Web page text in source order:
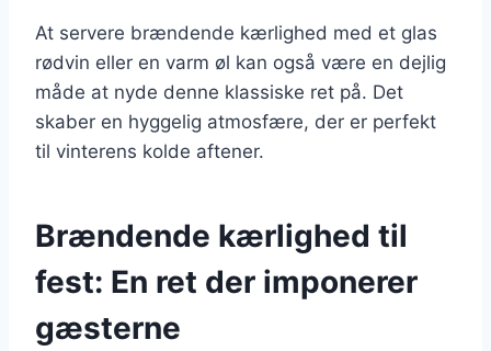
At servere brændende kærlighed med et glas
rødvin eller en varm øl kan også være en dejlig
måde at nyde denne klassiske ret på. Det
skaber en hyggelig atmosfære, der er perfekt
til vinterens kolde aftener.
Brændende kærlighed til
fest: En ret der imponerer
gæsterne